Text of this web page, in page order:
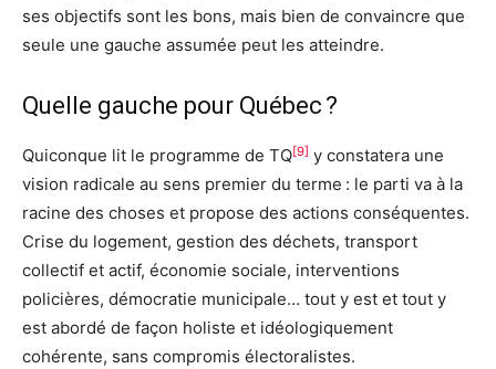
ses objectifs sont les bons, mais bien de convaincre que
seule une gauche assumée peut les atteindre.
Quelle gauche pour Québec ?
Quiconque lit le programme de TQ[9] y constatera une
vision radicale au sens premier du terme : le parti va à la
racine des choses et propose des actions conséquentes.
Crise du logement, gestion des déchets, transport
collectif et actif, économie sociale, interventions
policières, démocratie municipale… tout y est et tout y
est abordé de façon holiste et idéologiquement
cohérente, sans compromis électoralistes.